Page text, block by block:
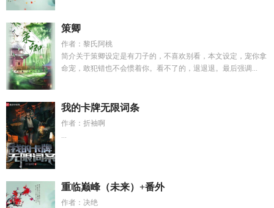
策卿
作者：黎氏阿桃
简介关于策卿设定是有刀子的，不喜欢别看，本文设定，宠你拿
命宠，敢犯错也不会惯着你。看不了的，退退退。最后强调...
我的卡牌无限词条
作者：折袖啊
...
重临巅峰（未来）+番外
作者：决绝